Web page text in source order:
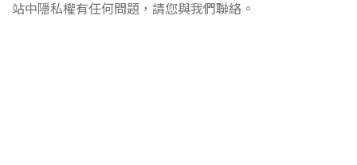
站中隱私權有任何問題，請您與我們聯絡。